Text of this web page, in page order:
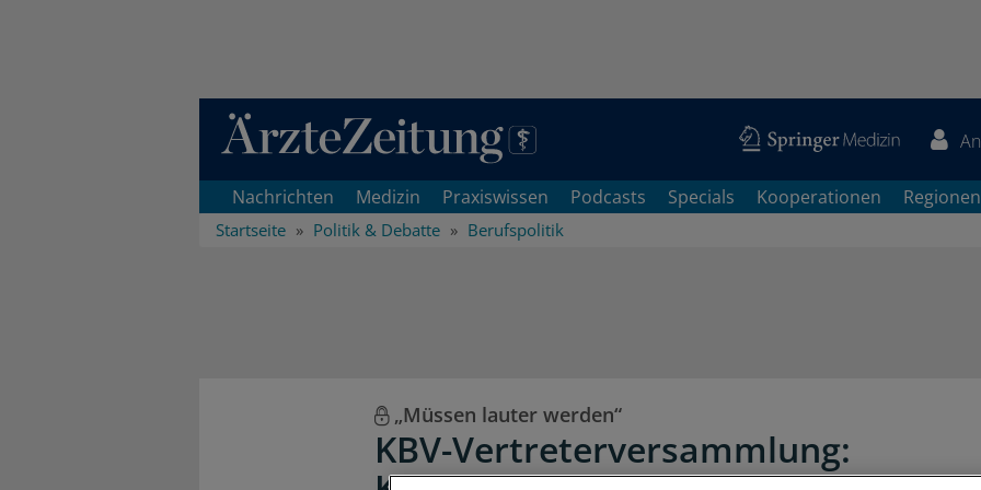
Direkt zum Inhaltsbereich
Nachrichten Medizin Praxiswissen Podcasts Specials Kooperationen Regionen
Startseite Politik & Debatte Berufspolitik
„Müssen lauter werden“
KBV-Vertreterversammlung: